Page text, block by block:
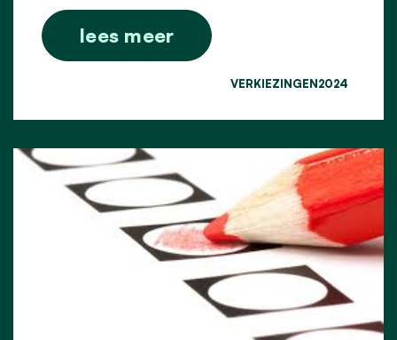
lees meer
VERKIEZINGEN2024